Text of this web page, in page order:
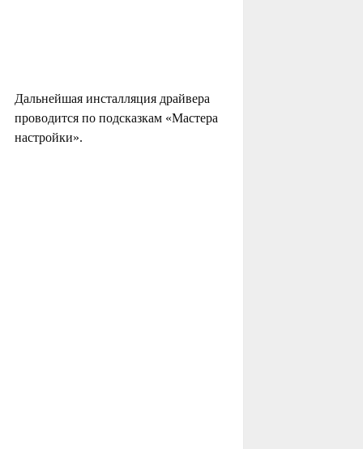
Дальнейшая инсталляция драйвера
проводится по подсказкам «Мастера
настройки».